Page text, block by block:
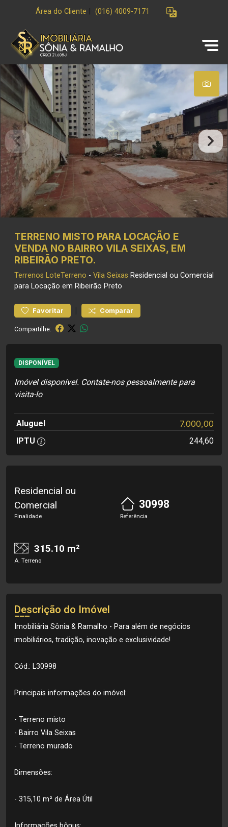
Área do Cliente (016) 4009-7171
TERRENO MISTO PARA LOCAÇÃO E
VENDA NO BAIRRO VILA SEIXAS, EM
RIBEIRÃO PRETO.
Terrenos LoteTerreno - Vila Seixas Residencial ou Comercial
para Locação em Ribeirão Preto
Favoritar Comparar
Compartilhe:
DISPONÍVEL
Imóvel disponível. Contate-nos pessoalmente para
visita-lo
Aluguel 7.000,00
IPTU 244,60
Residencial ou
Comercial
Finalidade
30998
Referência
315.10 m²
A. Terreno
Descrição do Imóvel
Imobiliária Sônia & Ramalho - Para além de negócios
imobiliários, tradição, inovação e exclusividade!
Cód.: L30998
Principais informações do imóvel:
- Terreno misto
- Bairro Vila Seixas
- Terreno murado
Dimensões:
- 315,10 m² de Área Útil